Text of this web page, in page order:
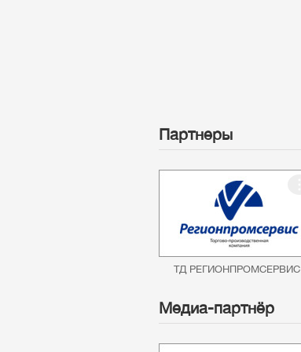
Партнеры
ТД РЕГИОНПРОМСЕРВИС
Медиа-партнёр